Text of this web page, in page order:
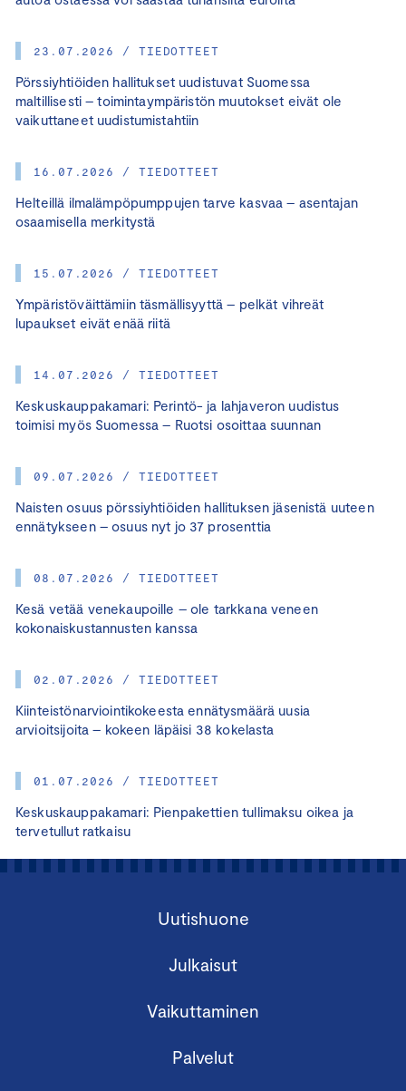
23.07.2026 / TIEDOTTEET
Pörssiyhtiöiden hallitukset uudistuvat Suomessa
maltillisesti – toimintaympäristön muutokset eivät ole
vaikuttaneet uudistumistahtiin
16.07.2026 / TIEDOTTEET
Helteillä ilmalämpöpumppujen tarve kasvaa – asentajan
osaamisella merkitystä
15.07.2026 / TIEDOTTEET
Ympäristöväittämiin täsmällisyyttä – pelkät vihreät
lupaukset eivät enää riitä
14.07.2026 / TIEDOTTEET
Keskuskauppakamari: Perintö- ja lahjaveron uudistus
toimisi myös Suomessa – Ruotsi osoittaa suunnan
09.07.2026 / TIEDOTTEET
Naisten osuus pörssiyhtiöiden hallituksen jäsenistä uuteen
ennätykseen – osuus nyt jo 37 prosenttia
08.07.2026 / TIEDOTTEET
Kesä vetää venekaupoille – ole tarkkana veneen
kokonaiskustannusten kanssa
02.07.2026 / TIEDOTTEET
Kiinteistönarviointikokeesta ennätysmäärä uusia
arvioitsijoita – kokeen läpäisi 38 kokelasta
01.07.2026 / TIEDOTTEET
Keskuskauppakamari: Pienpakettien tullimaksu oikea ja
tervetullut ratkaisu
Uutishuone
Julkaisut
Vaikuttaminen
Palvelut